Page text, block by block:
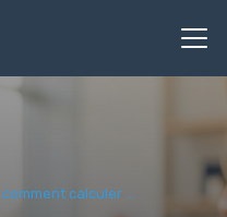
calculer ...